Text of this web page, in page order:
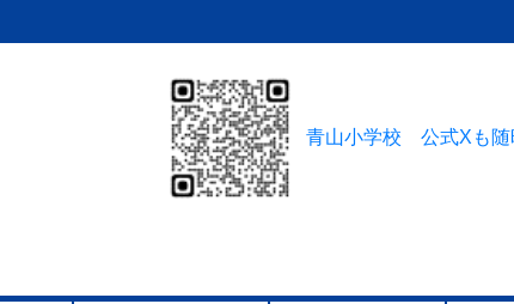
青山小学校 公式Xも随